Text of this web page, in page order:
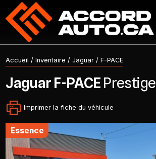
Accueil / Inventaire / Jaguar / F-PACE
Jaguar F-PACE Prestige
Imprimer la fiche du véhicule
essence